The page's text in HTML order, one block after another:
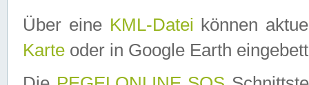
Über eine KML-Datei können
Karte oder in Google Earth